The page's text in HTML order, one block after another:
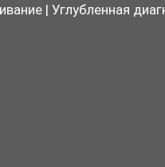
| Углубленная